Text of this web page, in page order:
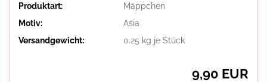
Produktart:
Mäppchen
Motiv:
Asia
Versandgewicht:
0.25 kg je Stück
9,90 EUR